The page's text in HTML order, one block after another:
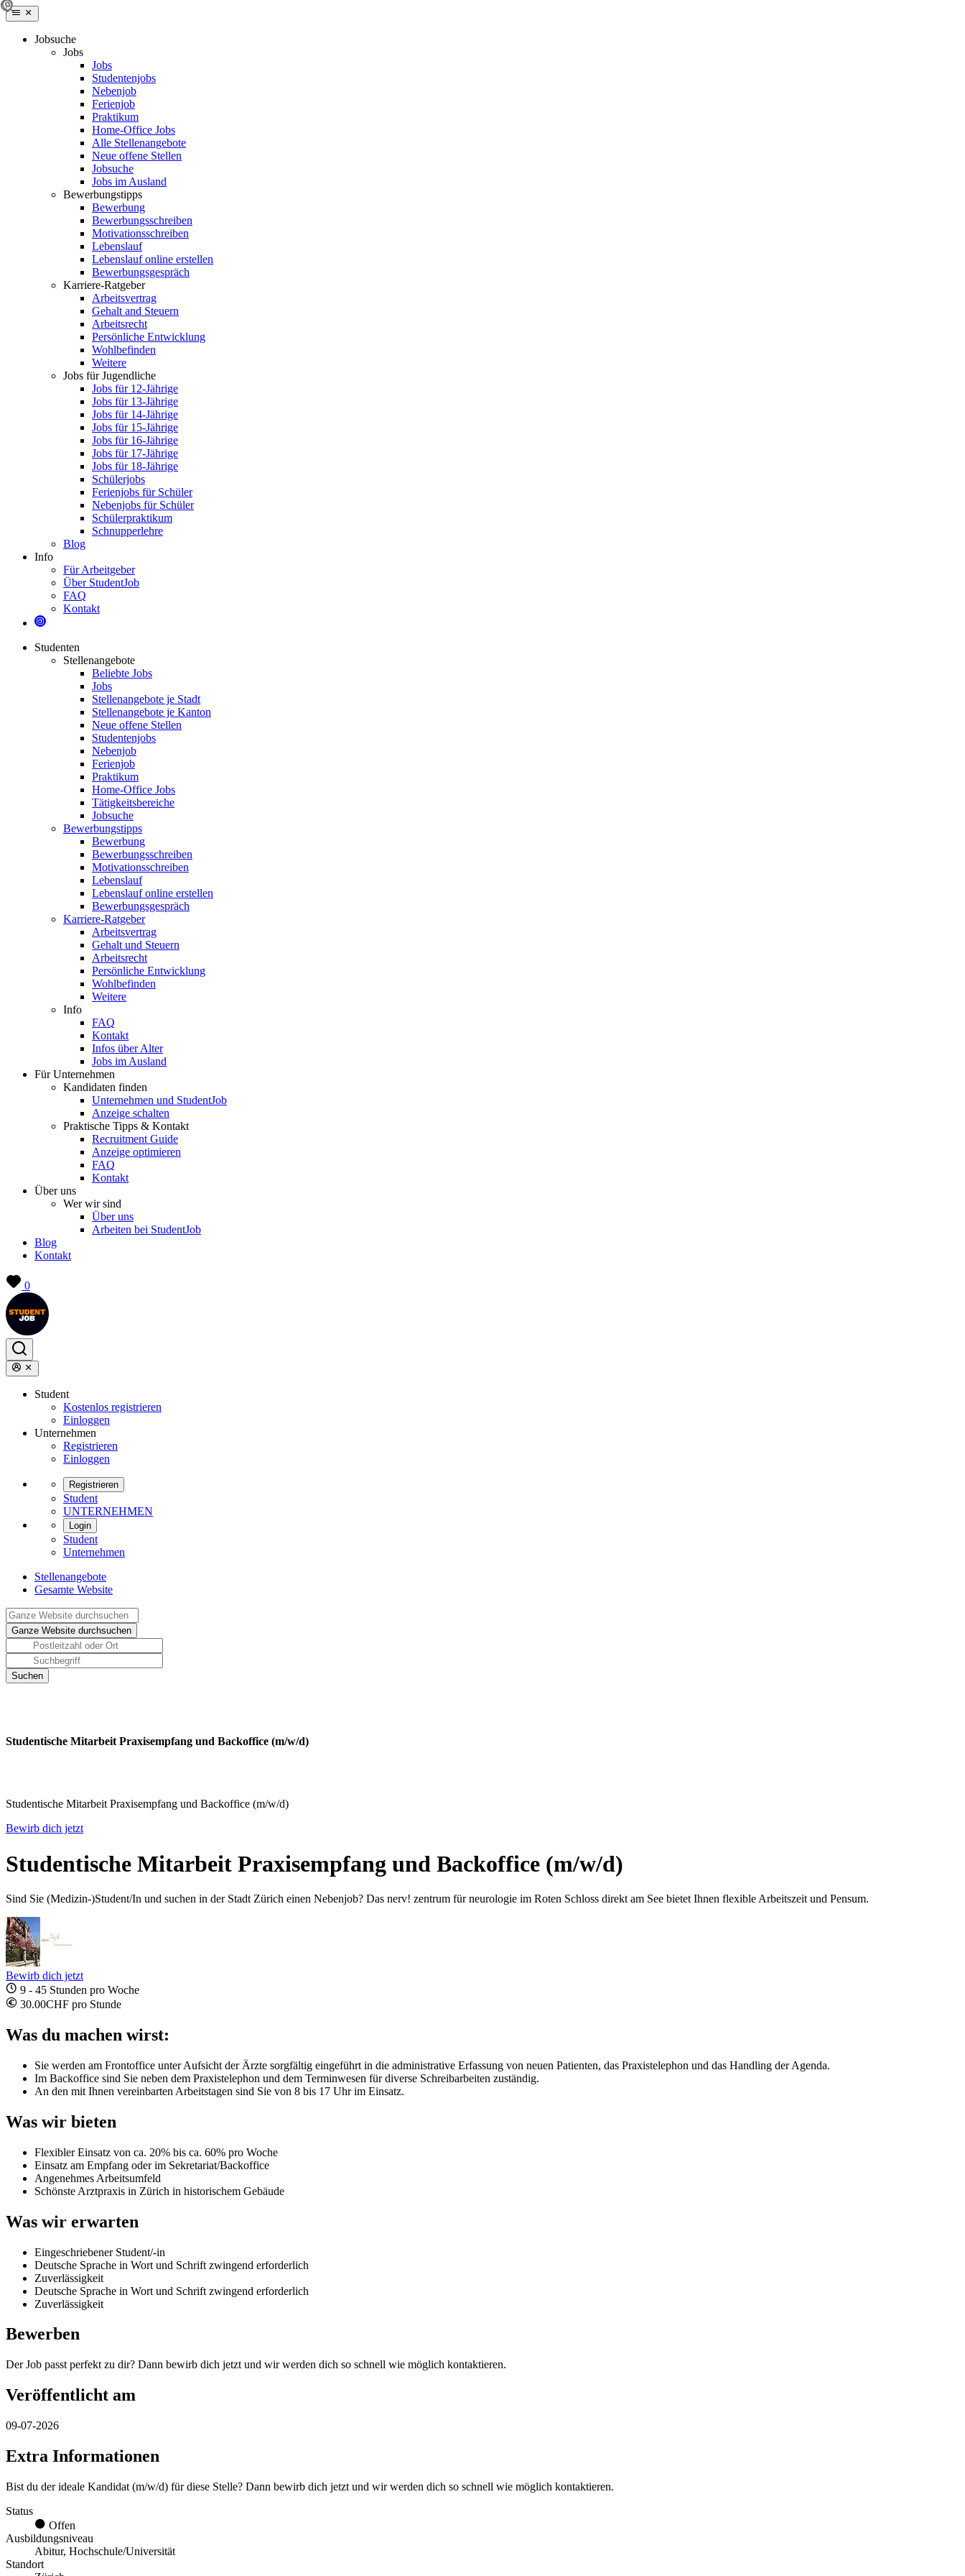
Jobsuche
Jobs
Jobs
Studentenjobs
Nebenjob
Ferienjob
Praktikum
Home-Office Jobs
Alle Stellenangebote
Neue offene Stellen
Jobsuche
Jobs im Ausland
Bewerbungstipps
Bewerbung
Bewerbungsschreiben
Motivationsschreiben
Lebenslauf
Lebenslauf online erstellen
Bewerbungsgespräch
Karriere-Ratgeber
Arbeitsvertrag
Gehalt and Steuern
Arbeitsrecht
Persönliche Entwicklung
Wohlbefinden
Weitere
Jobs für Jugendliche
Jobs für 12-Jährige
Jobs für 13-Jährige
Jobs für 14-Jährige
Jobs für 15-Jährige
Jobs für 16-Jährige
Jobs für 17-Jährige
Jobs für 18-Jährige
Schülerjobs
Ferienjobs für Schüler
Nebenjobs für Schüler
Schülerpraktikum
Schnupperlehre
Blog
Info
Für Arbeitgeber
Über StudentJob
FAQ
Kontakt
Studenten
Stellenangebote
Beliebte Jobs
Jobs
Stellenangebote je Stadt
Stellenangebote je Kanton
Neue offene Stellen
Studentenjobs
Nebenjob
Ferienjob
Praktikum
Home-Office Jobs
Tätigkeitsbereiche
Jobsuche
Bewerbungstipps
Bewerbung
Bewerbungsschreiben
Motivationsschreiben
Lebenslauf
Lebenslauf online erstellen
Bewerbungsgespräch
Karriere-Ratgeber
Arbeitsvertrag
Gehalt und Steuern
Arbeitsrecht
Persönliche Entwicklung
Wohlbefinden
Weitere
Info
FAQ
Kontakt
Infos über Alter
Jobs im Ausland
Für Unternehmen
Kandidaten finden
Unternehmen und StudentJob
Anzeige schalten
Praktische Tipps & Kontakt
Recruitment Guide
Anzeige optimieren
FAQ
Kontakt
Über uns
Wer wir sind
Über uns
Arbeiten bei StudentJob
Blog
Kontakt
0
Student
Kostenlos registrieren
Einloggen
Unternehmen
Registrieren
Einloggen
Registrieren
Student
UNTERNEHMEN
Login
Student
Unternehmen
Stellenangebote
Gesamte Website
Studentische Mitarbeit Praxisempfang und Backoffice (m/w/d)
Studentische Mitarbeit Praxisempfang und Backoffice (m/w/d)
Bewirb dich jetzt
Studentische Mitarbeit Praxisempfang und Backoffice (m/w/d)
Sind Sie (Medizin-)Student/In und suchen in der Stadt Zürich einen Nebenjob? Das nerv! zentrum für neurologie im Roten Schloss direkt am See bietet Ihnen flexible Arbeitszeit und Pensum.
Bewirb dich jetzt
9 - 45 Stunden pro Woche
30.00CHF pro Stunde
Was du machen wirst:
Sie werden am Frontoffice unter Aufsicht der Ärzte sorgfältig eingeführt in die administrative Erfassung von neuen Patienten, das Praxistelephon und das Handling der Agenda.
Im Backoffice sind Sie neben dem Praxistelephon und dem Terminwesen für diverse Schreibarbeiten zuständig.
An den mit Ihnen vereinbarten Arbeitstagen sind Sie von 8 bis 17 Uhr im Einsatz.
Was wir bieten
Flexibler Einsatz von ca. 20% bis ca. 60% pro Woche
Einsatz am Empfang oder im Sekretariat/Backoffice
Angenehmes Arbeitsumfeld
Schönste Arztpraxis in Zürich in historischem Gebäude
Was wir erwarten
Eingeschriebener Student/-in
Deutsche Sprache in Wort und Schrift zwingend erforderlich
Zuverlässigkeit
Deutsche Sprache in Wort und Schrift zwingend erforderlich
Zuverlässigkeit
Bewerben
Der Job passt perfekt zu dir? Dann bewirb dich jetzt und wir werden dich so schnell wie möglich kontaktieren.
Veröffentlicht am
09-07-2026
Extra Informationen
Bist du der ideale Kandidat (m/w/d) für diese Stelle? Dann bewirb dich jetzt und wir werden dich so schnell wie möglich kontaktieren.
Status
Offen
Ausbildungsniveau
Abitur, Hochschule/Universität
Standort